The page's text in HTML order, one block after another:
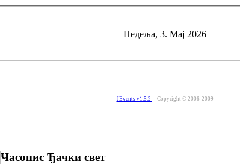
Недеља, 3. Мај 2026
JEvents v1.5.2 Copyright © 2006-2009
Часопис Ђачки свет